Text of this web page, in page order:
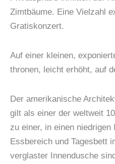
Zimtbäume. Eine Vielzahl
Gratiskonzert.
Auf einer kleinen,
thronen, leicht erhöht, auf
Der amerikanische
gilt als einer der weltweit
zu einer, in einen
Essbereich und Tagesbett
verglaster Innendusche